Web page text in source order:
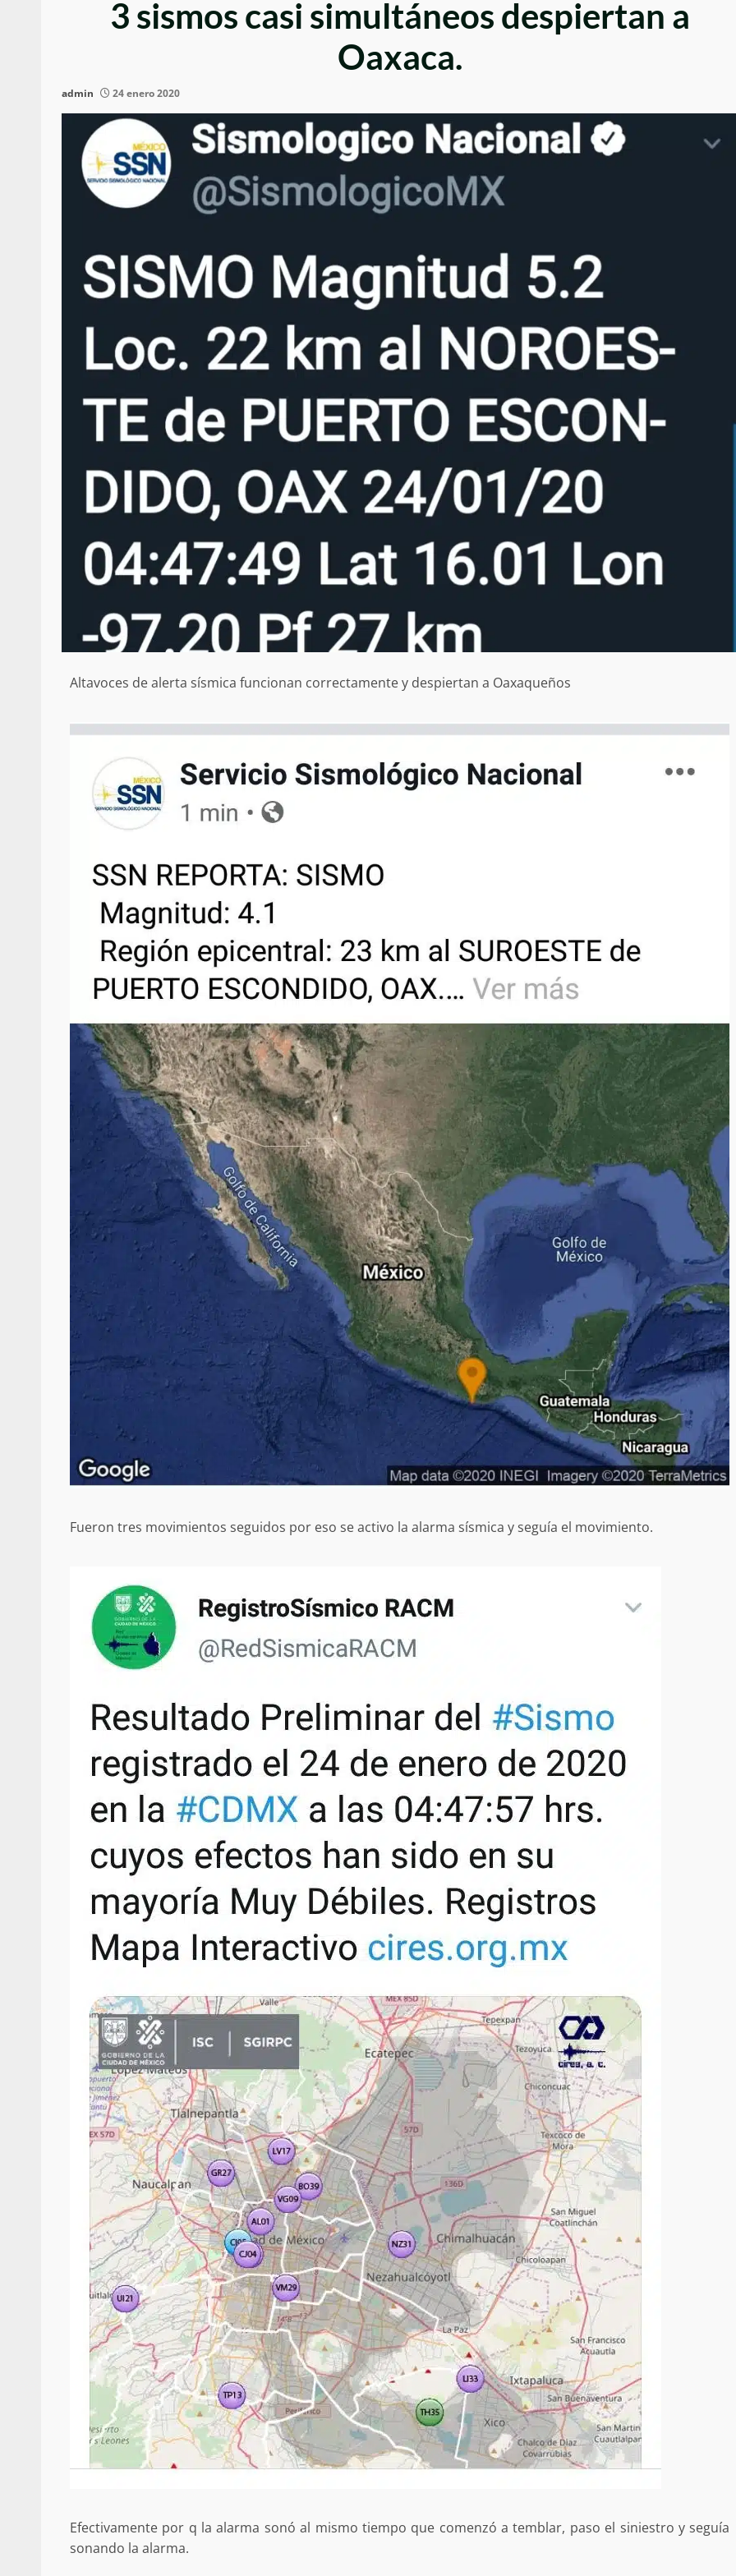
3 sismos casi simultáneos despiertan a
Oaxaca.
admin 24 enero 2020
Altavoces de alerta sísmica funcionan correctamente y despiertan a Oaxaqueños
Fueron tres movimientos seguidos por eso se activo la alarma sísmica y seguía el movimiento.
Efectivamente por q la alarma sonó al mismo tiempo que comenzó a temblar, paso el siniestro y seguía
sonando la alarma.
REFORMA ESTRUCTURAL AL ISSSTE EN
MATERIA DE PENSIONES Y CONCUBINATO
Ciudad Salud: justicia social para Oaxaca
Se normaliza la circulación vehicular a la
altura del puente Templadera, San Pedro
22 octubre 2024
¡Histórico! Bukele elimina el presupuesto a
30 enero 2025
Detienen a Ernesto Ruffo en Baja
California; FGR lo investiga por
presuntos delitos de delincuencia
organizada y contrabando
admin 16 julio 2026
Ciudad Salud: justicia social para
Oaxaca
5 agosto 2026
Despliega Gabinete de Seguridad
operativos aéreos en la Sierra Sur
para reforzar la vigilancia y
búsqueda de persona desaparecida
Detienen a Ernesto Ruffo en Baja
California; FGR lo investiga por
presuntos delitos de delincuencia
organizada y contrabando
SE BUSCA A RECIÉN NACIDA.
admin 17 octubre 2024
delito de pederastia cometido en la
región del Istmo de Tehuantepec
admin 22 junio 2026
Policía Municipal frustra robo con
violencia y auxilia a empleada en la
zona de Módulos del Mercado de
admin 27 enero 2026
presencia institucional en San Juan
admin 20 julio 2026